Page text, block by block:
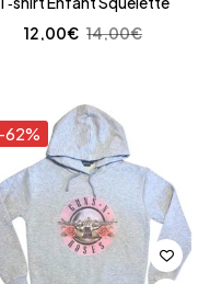
14,00€
12,00€
-62%